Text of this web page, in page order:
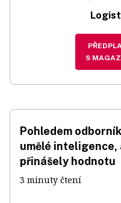
S
Pohledem
umělé inteligence,
přinášely hodnotu
3 minuty čtení